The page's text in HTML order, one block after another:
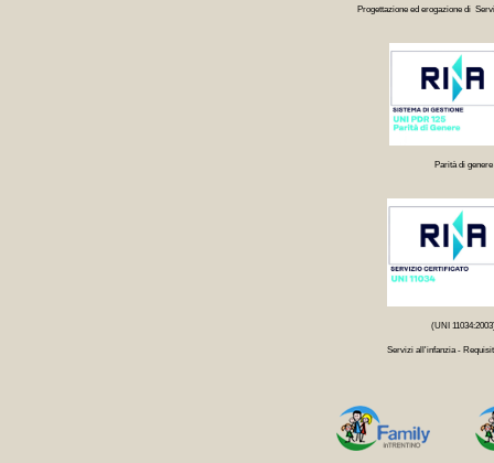
Progettazione ed erogazione di
Parità di genere
(UNI
Servizi all'infanzia -